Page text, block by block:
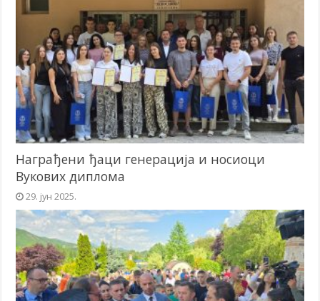
Награђени ђаци генерација и носиоци
Вукових диплома
29. јун 2025.